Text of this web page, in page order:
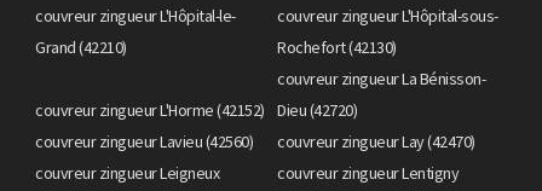
couvreur zingueur L'Hôpital-le-
Grand (42210)
couvreur zingueur L'Hôpital-sous-
Rochefort (42130)
couvreur zingueur L'Horme (42152)
couvreur zingueur La Bénisson-
Dieu (42720)
couvreur zingueur Lavieu (42560)
couvreur zingueur Lay (42470)
couvreur zingueur Leigneux
couvreur zingueur Lentigny